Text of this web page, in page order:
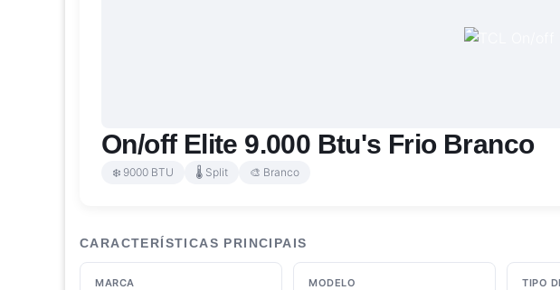
On/off Elite 9.000 Btu's Frio Branco
❄️ 9000 BTU 🌡️ Split 🎨 Branco
CARACTERÍSTICAS PRINCIPAIS
MARCA MODELO TIPO